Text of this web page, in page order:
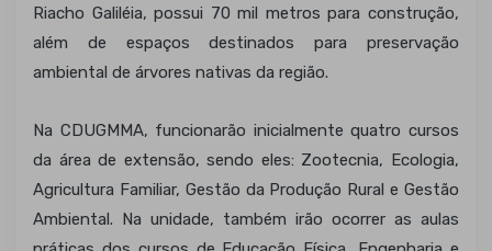
Riacho Galiléia, possui 70 mil metros para construção,
além de espaços destinados para preservação
ambiental de árvores nativas da região.
Na CDUGMMA, funcionarão inicialmente quatro cursos
da área de extensão, sendo eles: Zootecnia, Ecologia,
Agricultura Familiar, Gestão da Produção Rural e Gestão
Ambiental. Na unidade, também irão ocorrer as aulas